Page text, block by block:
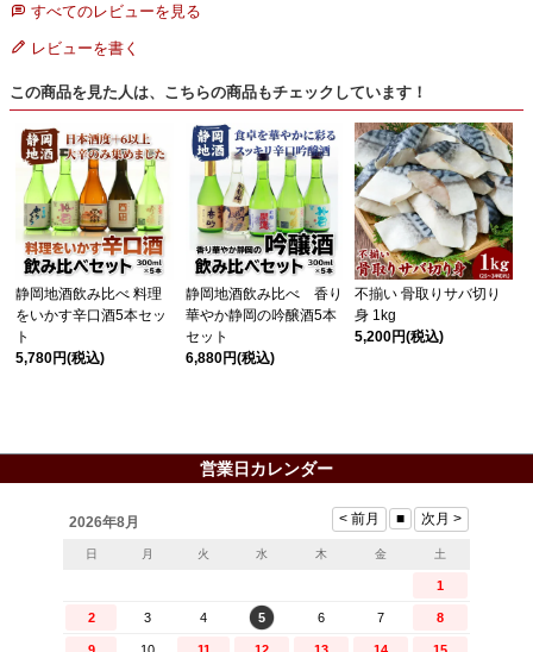
すべてのレビューを見る
レビューを書く
この商品を見た人は、こちらの商品もチェックしています！
静岡地酒飲み比べ 料理
をいかす辛口酒5本セッ
ト
5,780円(税込)
静岡地酒飲み比べ 香り
華やか静岡の吟醸酒5本
セット
6,880円(税込)
不揃い 骨取りサバ切り
身 1kg
5,200円(税込)
営業日カレンダー